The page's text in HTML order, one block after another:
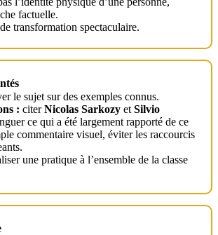
factuelle.
transformation spectaculaire.
le sujet sur des exemples connus.
: citerNicolas Sarkozy et Silvio
ce qui a été largement rapporté de ce
commentaire visuel, éviter les raccourcis
une pratique à l’ensemble de la classe